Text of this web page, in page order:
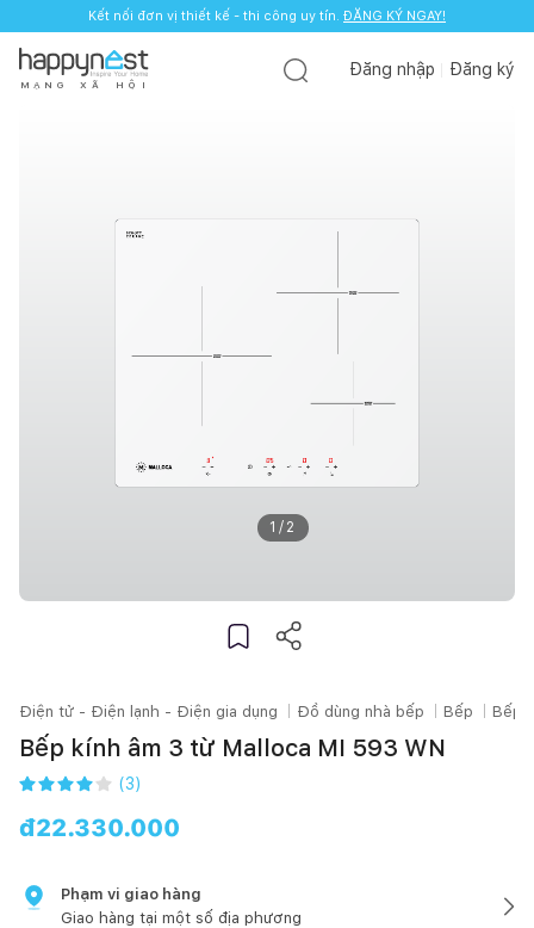
Kết nối đơn vị thiết kế - thi công uy tín. ĐĂNG KÝ NGAY!
M Ạ N G X Ã H Ộ I
Đăng nhập Đăng ký
1 / 2
Điện tử - Điện lạnh - Điện gia dụng Đồ dùng nhà bếp Bếp Bếp
Bếp kính âm 3 từ Malloca MI 593 WN
(3)
đ22.330.000
Phạm vi giao hàng
Giao hàng tại một số địa phương